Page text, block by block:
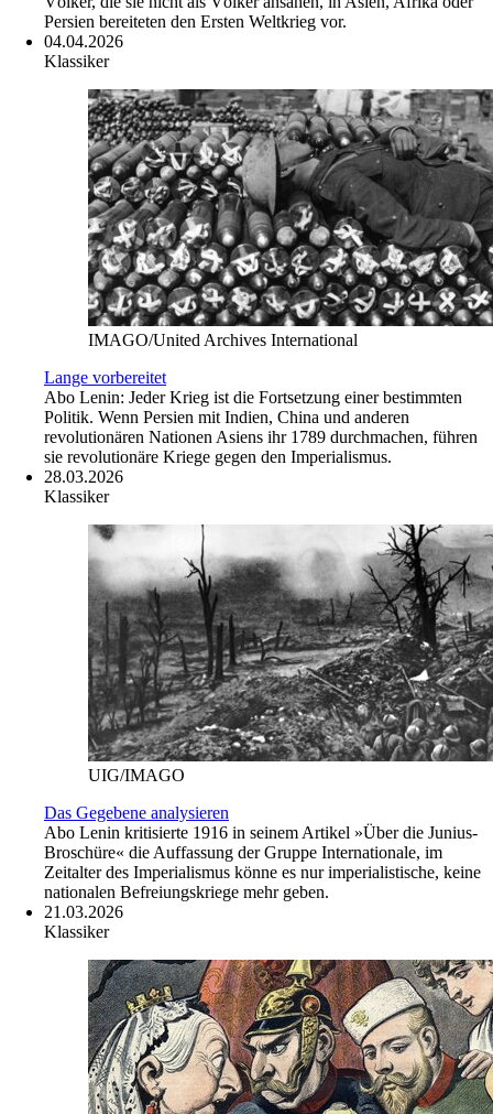
Persien bereiteten den Ersten Weltkrieg vor.
04.04.2026
Klassiker
IMAGO/United Archives International
Lange vorbereitet
Abo Lenin: Jeder Krieg ist die Fortsetzung einer bestimmten
Politik. Wenn Persien mit Indien, China und anderen
revolutionären Nationen Asiens ihr 1789 durchmachen, führen
sie revolutionäre Kriege gegen den Imperialismus.
28.03.2026
Klassiker
UIG/IMAGO
Das Gegebene analysieren
Abo Lenin kritisierte 1916 in seinem Artikel »Über die Junius-
Broschüre« die Auffassung der Gruppe Internationale, im
Zeitalter des Imperialismus könne es nur imperialistische, keine
nationalen Befreiungskriege mehr geben.
21.03.2026
Klassiker